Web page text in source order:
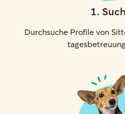
1.
Durchsuche Profile von